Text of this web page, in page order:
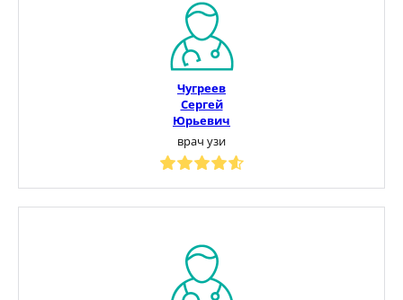
Чугреев
Сергей
Юрьевич
врач узи